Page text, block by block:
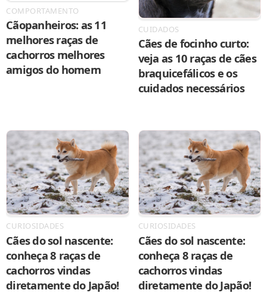
COMPORTAMENTO
Cãopanheiros: as 11
melhores raças de
cachorros melhores
amigos do homem
CUIDADOS
Cães de focinho curto:
veja as 10 raças de cães
braquicefálicos e os
cuidados necessários
CURIOSIDADES
Cães do sol nascente:
conheça 8 raças de
cachorros vindas
diretamente do Japão!
CURIOSIDADES
Cães do sol nascente:
conheça 8 raças de
cachorros vindas
diretamente do Japão!